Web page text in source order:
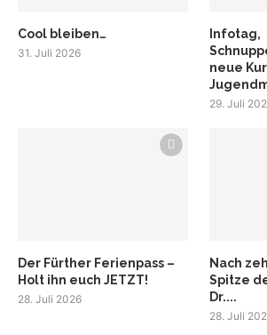
Cool bleiben…
31. Juli 2026
Infotag,
neue
29. Juli
Der Fürther Ferienpass –
Holt ihn euch JETZT!
28. Juli 2026
Nach
Spitze
Dr....
28. Juli